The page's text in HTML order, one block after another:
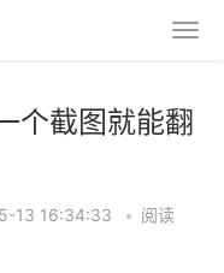
个截图就能翻
13 16:34:33 • 阅读